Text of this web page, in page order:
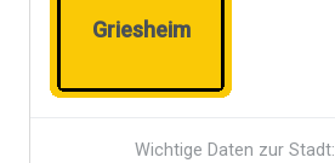
Griesheim
Wichtige Daten zur Stadt: